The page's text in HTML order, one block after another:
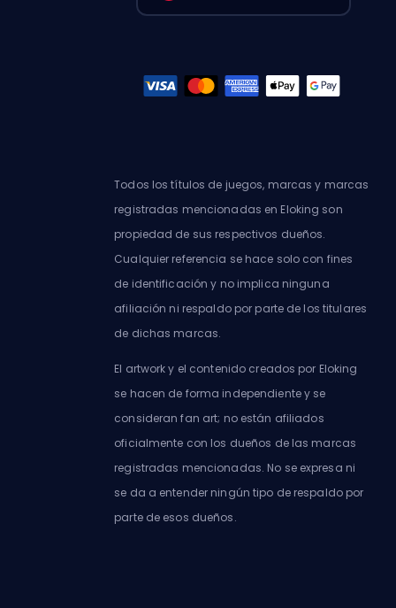
Todos los títulos de juegos, marcas y marcas
registradas mencionadas en Eloking son
propiedad de sus respectivos dueños.
Cualquier referencia se hace solo con fines
de identificación y no implica ninguna
afiliación ni respaldo por parte de los titulares
de dichas marcas.
El artwork y el contenido creados por Eloking
se hacen de forma independiente y se
consideran fan art; no están afiliados
oficialmente con los dueños de las marcas
registradas mencionadas. No se expresa ni
se da a entender ningún tipo de respaldo por
parte de esos dueños.